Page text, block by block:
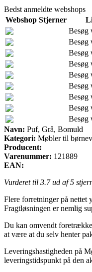
Bedst anmeldte webshops
Webshop Stjerner
Besøg
Besøg
Besøg
Besøg
Besøg
Besøg
Besøg
Besøg
Besøg
Navn: Puf, Grå, Bomuld
Kategori: Møbler til
Producent:
Varenummer: 121889
EAN:
Vurderet til 3.7ud af 5
Flere forretninger på nettet
Fragtløsningen er nemlig
Du kan omvendt
at være at du selv henter
Leveringshastigheden på
leveringstidspunkt på den